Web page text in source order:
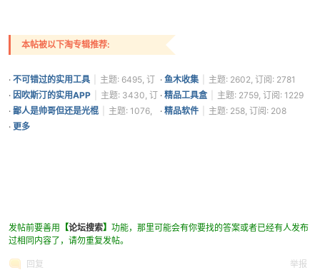
本帖被以下淘专辑推荐:
· 不可错过的实用工具
主题: 6495, 订
阅: 3705
· 鱼木收集
主题: 2602, 订阅: 2781
· 因吹斯汀的实用APP
主题: 3430, 订
阅: 1361
· 精品工具盒
主题: 2759, 订阅: 1229
· 鄙人是帅哥但还是光棍
主题: 1076,
订阅: 285
· 精品软件
主题: 258, 订阅: 208
· 更多
发帖前要善用 【论坛搜索】 功能，那里可能会有你要找的答案或者已经有人发布
过相同内容了，请勿重复发帖。
回复 举报